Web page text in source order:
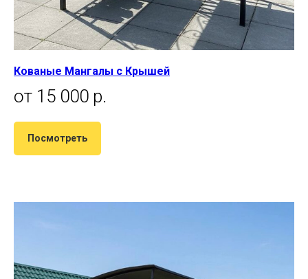
Кованые Мангалы с Крышей
от 15 000 р.
Посмотреть